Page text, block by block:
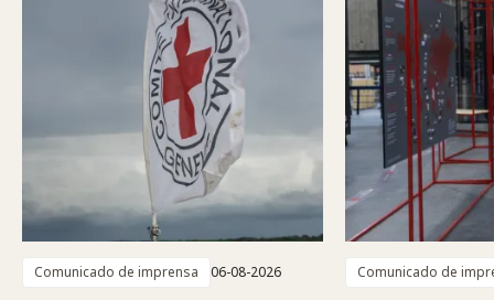
Comunicado de imprensa 06-08-2026 Comunicado de